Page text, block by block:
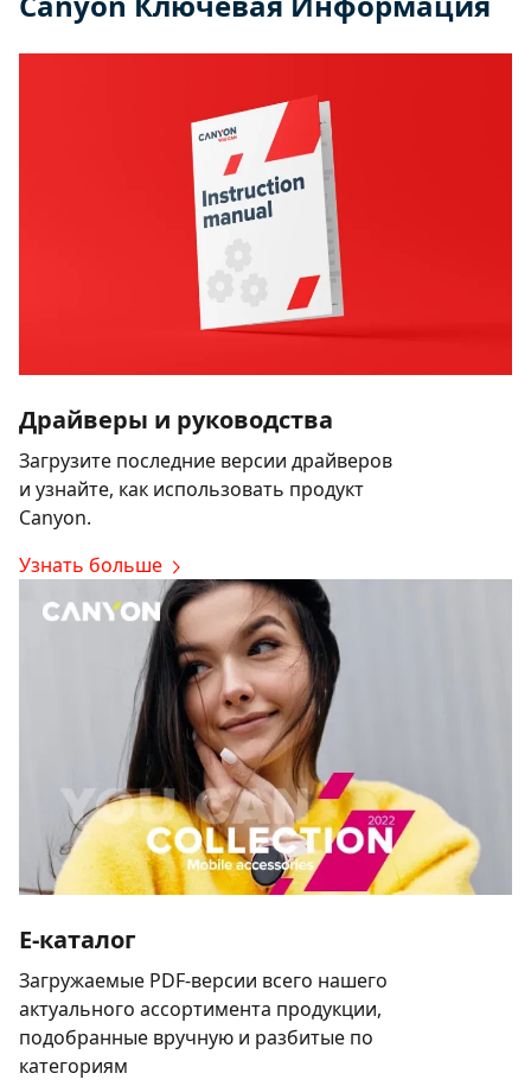
Драйверы и руководства
Загрузите последние версии драйверов
и узнайте, как использовать продукт
Canyon.
Узнать больше
E-каталог
Загружаемые PDF-версии всего нашего
актуального ассортимента продукции,
подобранные вручную и разбитые по
категориям